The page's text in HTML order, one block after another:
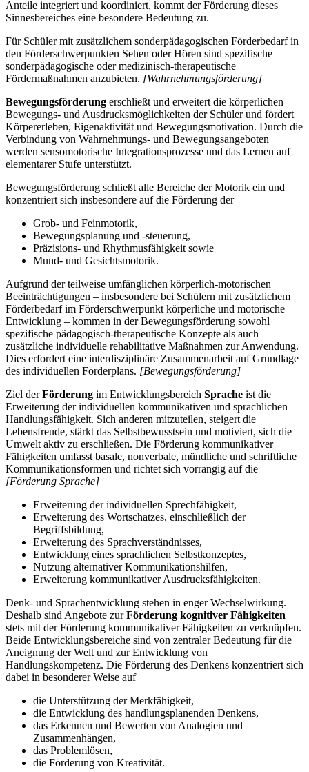
Anteile integriert und koordiniert, kommt der Förderung dieses
Sinnesbereiches eine besondere Bedeutung zu.
Für Schüler mit zusätzlichem sonderpädagogischen Förderbedarf in
den Förderschwerpunkten Sehen oder Hören sind spezifische
sonderpädagogische oder medizinisch-therapeutische
Fördermaßnahmen anzubieten. [Wahrnehmungsförderung]
Bewegungsförderung erschließt und erweitert die körperlichen
Bewegungs- und Ausdrucksmöglichkeiten der Schüler und fördert
Körpererleben, Eigenaktivität und Bewegungsmotivation. Durch die
Verbindung von Wahrnehmungs- und Bewegungsangeboten
werden sensomotorische Integrationsprozesse und das Lernen auf
elementarer Stufe unterstützt.
Bewegungsförderung schließt alle Bereiche der Motorik ein und
konzentriert sich insbesondere auf die Förderung der
Grob- und Feinmotorik,
Bewegungsplanung und -steuerung,
Präzisions- und Rhythmusfähigkeit sowie
Mund- und Gesichtsmotorik.
Aufgrund der teilweise umfänglichen körperlich-motorischen
Beeinträchtigungen – insbesondere bei Schülern mit zusätzlichem
Förderbedarf im Förderschwerpunkt körperliche und motorische
Entwicklung – kommen in der Bewegungsförderung sowohl
spezifische pädagogisch-therapeutische Konzepte als auch
zusätzliche individuelle rehabilitative Maßnahmen zur Anwendung.
Dies erfordert eine interdisziplinäre Zusammenarbeit auf Grundlage
des individuellen Förderplans. [Bewegungsförderung]
Ziel derFörderung im Entwicklungsbereich Sprache ist die
Erweiterung der individuellen kommunikativen und sprachlichen
Handlungsfähigkeit. Sich anderen mitzuteilen, steigert die
Lebensfreude, stärkt das Selbstbewusstsein und motiviert, sich die
Umwelt aktiv zu erschließen. Die Förderung kommunikativer
Fähigkeiten umfasst basale, nonverbale, mündliche und schriftliche
Kommunikationsformen und richtet sich vorrangig auf die
[Förderung Sprache]
Erweiterung der individuellen Sprechfähigkeit,
Erweiterung des Wortschatzes, einschließlich der
Begriffsbildung,
Erweiterung des Sprachverständnisses,
Entwicklung eines sprachlichen Selbstkonzeptes,
Nutzung alternativer Kommunikationshilfen,
Erweiterung kommunikativer Ausdrucksfähigkeiten.
Denk- und Sprachentwicklung stehen in enger Wechselwirkung.
Deshalb sind Angebote zurFörderung kognitiver Fähigkeiten
stets mit der Förderung kommunikativer Fähigkeiten zu verknüpfen.
Beide Entwicklungsbereiche sind von zentraler Bedeutung für die
Aneignung der Welt und zur Entwicklung von
Handlungskompetenz. Die Förderung des Denkens konzentriert sich
dabei in besonderer Weise auf
die Unterstützung der Merkfähigkeit,
die Entwicklung des handlungsplanenden Denkens,
das Erkennen und Bewerten von Analogien und
Zusammenhängen,
das Problemlösen,
die Förderung von Kreativität.